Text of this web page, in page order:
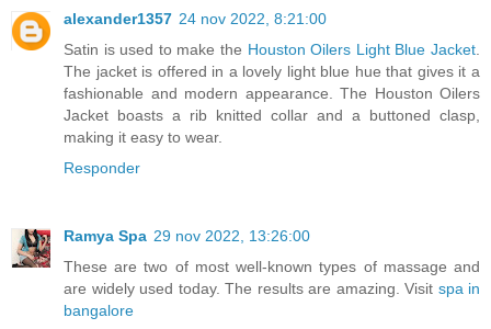
alexander1357 24 nov 2022, 8:21:00
Satin is used to make the Houston Oilers Light Blue Jacket.
The jacket is offered in a lovely light blue hue that gives it a
fashionable and modern appearance. The Houston Oilers
Jacket boasts a rib knitted collar and a buttoned clasp,
making it easy to wear.
Responder
Ramya Spa 29 nov 2022, 13:26:00
These are two of most well-known types of massage and
are widely used today. The results are amazing. Visit spa in
bangalore